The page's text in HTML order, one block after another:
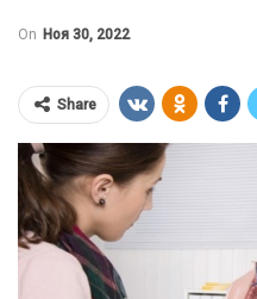
On Ноя 30, 2022
Share